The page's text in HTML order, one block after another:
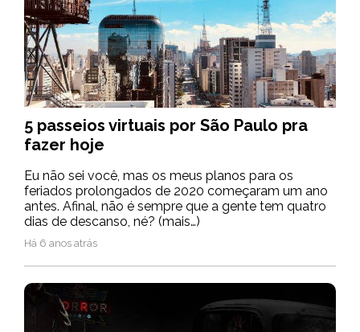
5 passeios virtuais por São Paulo pra
fazer hoje
Eu não sei você, mas os meus planos para os
feriados prolongados de 2020 começaram um ano
antes. Afinal, não é sempre que a gente tem quatro
dias de descanso, né? (mais…)
Há 6 anos atrás